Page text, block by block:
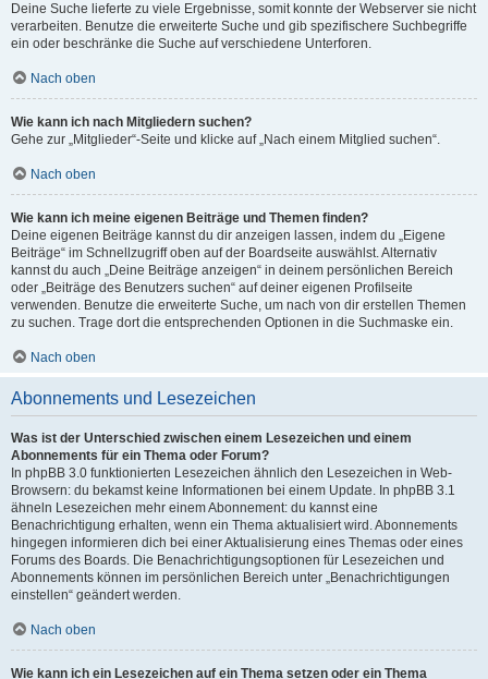
Deine Suche lieferte zu viele Ergebnisse, somit konnte der Webserver sie nicht
verarbeiten. Benutze die erweiterte Suche und gib spezifischere Suchbegriffe
ein oder beschränke die Suche auf verschiedene Unterforen.
Nach oben
Wie kann ich nach Mitgliedern suchen?
Gehe zur „Mitglieder“-Seite und klicke auf „Nach einem Mitglied suchen“.
Nach oben
Wie kann ich meine eigenen Beiträge und Themen finden?
Deine eigenen Beiträge kannst du dir anzeigen lassen, indem du „Eigene
Beiträge“ im Schnellzugriff oben auf der Boardseite auswählst. Alternativ
kannst du auch „Deine Beiträge anzeigen“ in deinem persönlichen Bereich
oder „Beiträge des Benutzers suchen“ auf deiner eigenen Profilseite
verwenden. Benutze die erweiterte Suche, um nach von dir erstellen Themen
zu suchen. Trage dort die entsprechenden Optionen in die Suchmaske ein.
Nach oben
Abonnements und Lesezeichen
Was ist der Unterschied zwischen einem Lesezeichen und einem
Abonnements für ein Thema oder Forum?
In phpBB 3.0 funktionierten Lesezeichen ähnlich den Lesezeichen in Web-
Browsern: du bekamst keine Informationen bei einem Update. In phpBB 3.1
ähneln Lesezeichen mehr einem Abonnement: du kannst eine
Benachrichtigung erhalten, wenn ein Thema aktualisiert wird. Abonnements
hingegen informieren dich bei einer Aktualisierung eines Themas oder eines
Forums des Boards. Die Benachrichtigungsoptionen für Lesezeichen und
Abonnements können im persönlichen Bereich unter „Benachrichtigungen
einstellen“ geändert werden.
Nach oben
Wie kann ich ein Lesezeichen auf ein Thema setzen oder ein Thema